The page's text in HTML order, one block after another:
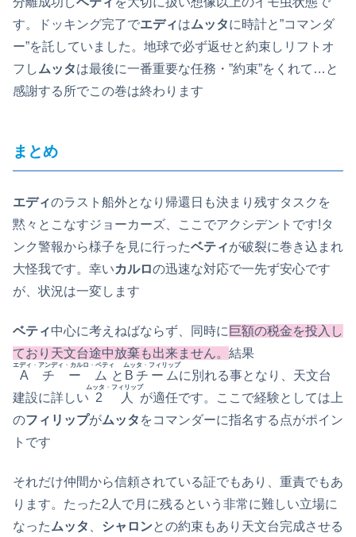
す。ドッキング完了でエディはムッタに時計と”コマンダ
ー”を託していました。地球で必ず返せと約束しリフトオ
フしムッタは最後に一番重要な任務・”約束”をくれて…と
感謝する所でこの巻は終わります
まとめ
エディのラスト船外となり帰還日も決まり残すタスクを
黙々とこなすジョーカーズ、ここでアクシデントです!タ
ンク警報から様子を見に行ったベティが破裂に巻き込まれ
大怪我です。幸いカルロの迅速な対応で一先ず安心です
が、状況は一変します
ベティ中心に考えねばならず、同時に 巨額の税金を投入し
ており天文台途中放棄も出来ません。 結果
Aチーム
エディ ・ アンディ ・ カルロ ・ ベティ
と Bチーム
ムッタ ・ フィリップ
に別れる事となり、天文台
建設に詳しい 2人
ムッタ ・ フィリップ
が適任です。ここで経験としては上
のフィリップがムッタ をコマンダーに指名する点がポイン
トです
それだけ仲間から信頼されている証でもあり、重責でもあ
ります。たった2人で月に残るという非常に難しい立場に
なったムッタ 、 シャロンとの約束もあり天文台完成させる